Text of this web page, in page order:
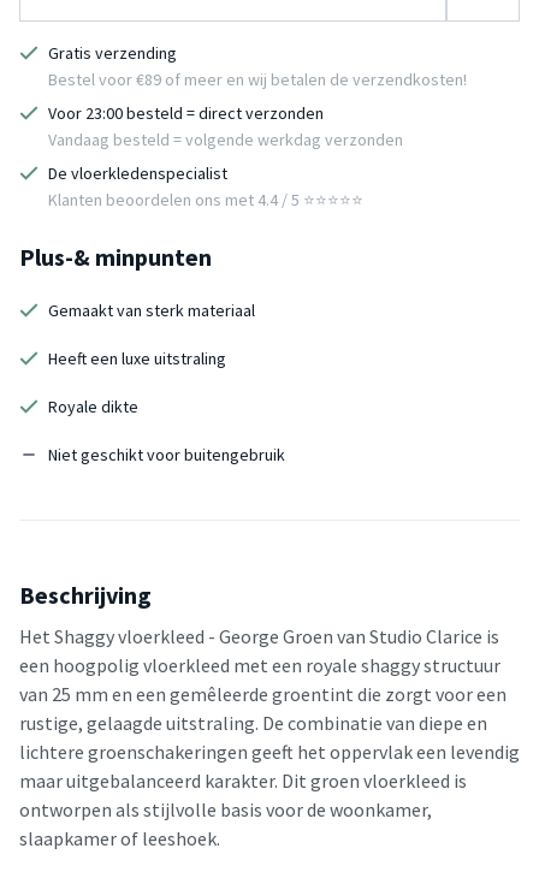
Gratis verzending
Bestel voor €89 of meer en wij betalen de verzendkosten!
Voor 23:00 besteld = direct verzonden
Vandaag besteld = volgende werkdag verzonden
De vloerkledenspecialist
Klanten beoordelen ons met 4.4 / 5 ⭐⭐⭐⭐⭐
Plus-& minpunten
Gemaakt van sterk materiaal
Heeft een luxe uitstraling
Royale dikte
Niet geschikt voor buitengebruik
Beschrijving
Het Shaggy vloerkleed - George Groen van Studio Clarice is
een hoogpolig vloerkleed met een royale shaggy structuur
van 25 mm en een gemêleerde groentint die zorgt voor een
rustige, gelaagde uitstraling. De combinatie van diepe en
lichtere groenschakeringen geeft het oppervlak een levendig
maar uitgebalanceerd karakter. Dit groen vloerkleed is
ontworpen als stijlvolle basis voor de woonkamer,
slaapkamer of leeshoek.